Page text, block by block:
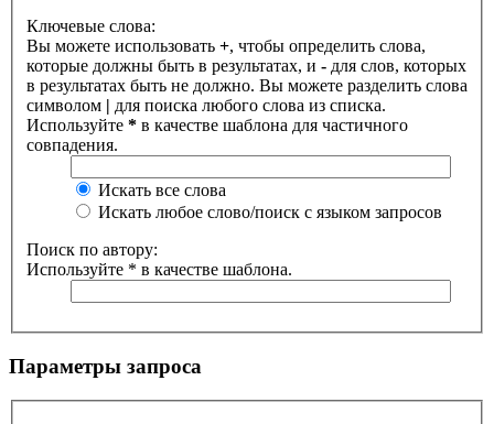
Ключевые слова:
Вы можете использовать +, чтобы определить слова,
которые должны быть в результатах, и - для слов, которых
в результатах быть не должно. Вы можете разделить слова
символом
для поиска любого слова из списка.
Используйте * в качестве шаблона для частичного
совпадения.
Искать все слова
Искать любое слово/поиск с языком запросов
Поиск по автору:
Используйте * в качестве шаблона.
Параметры запроса